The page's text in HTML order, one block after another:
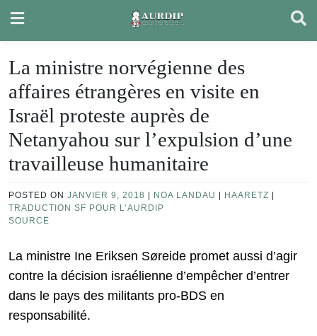
content
La ministre norvégienne des
affaires étrangères en visite en
Israël proteste auprès de
Netanyahou sur l’expulsion d’une
travailleuse humanitaire
POSTED ON JANVIER 9, 2018 NOA LANDAU HAARETZ
TRADUCTION SF POUR L’AURDIP
SOURCE
La ministre Ine Eriksen Søreide promet aussi d’agir
contre la décision israélienne d’empêcher d’entrer
dans le pays des militants pro-BDS en
responsabilité.